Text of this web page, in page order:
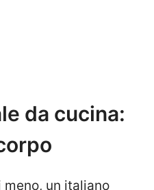
da cucina:
un italiano